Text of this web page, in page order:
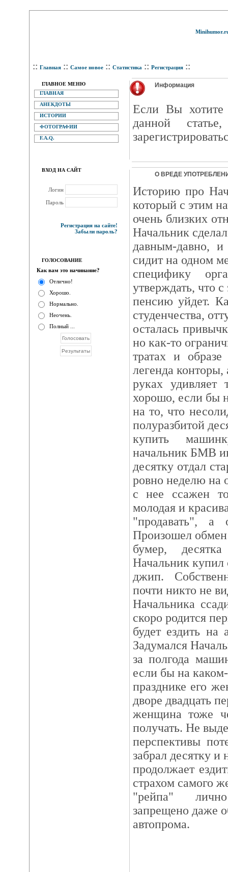
:: Главная :: Самое новое :: Статистика :: Регистрация ::
ГЛАВНОЕ МЕНЮ
ГЛАВНАЯ
АНЕКДОТЫ
ИСТОРИИ
ФОТОГРАФИИ
F.A.Q.
ВХОД НА САЙТ
Логин
Пароль
Регистрация на сайте!
Забыли пароль?
ГОЛОСОВАНИЕ
Как вам это начинание?
Отлично!
Хорошо.
Нормально.
Неочень.
Полный ...
Информация
Eсли Вы хотите
данной
О ВРЕДЕ
Историю про
который с этим
очень близких
Начальник
давным-давно,
сидит на одном
специфику
утверждать, что
пенсию уйдет.
студенчества,
осталась
но как-то
тратах и
легенда конторы,
руках удивляет
хорошо, если бы
на то, что
полуразбитой
купить
начальник БМВ
десятку отдал
ровно неделю на
с нее ссажен
молодая и
"продавать", а
Произошел
бумер,
Начальник купил
джип.
почти никто не
Начальника
скоро родится
будет ездить на
Задумался
за полгода
если бы на
празднике его
дворе двадцать
женщина тоже
получать. Не
перспективы
забрал десятку и
продолжает
страхом самого
"рейпа"
запрещено даже
автопрома.